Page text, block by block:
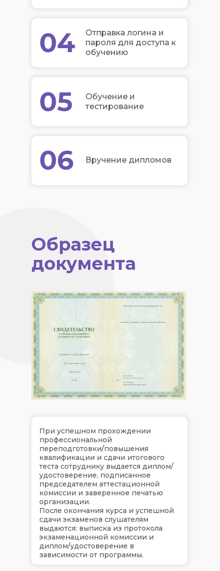
04
05
06
Отправка логина и
пароля для доступа к
обучению
Обучение и
тестирование
Вручение дипломов
Образец
документа
При успешном прохождении
профессиональной
переподготовки/повышения
квалификации и сдачи итогового
теста сотруднику выдается диплом/
удостоверение, подписанное
председателем аттестационной
комиссии и заверенное печатью
организации.
После окончания курса и успешной
сдачи экзаменов слушателям
выдаются: выписка из протокола
экзаменационной комиссии и
диплом/удостоверение в
зависимости от программы.